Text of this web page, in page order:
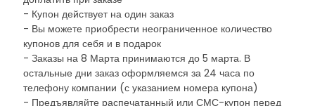
- Купон действует на один заказ
- Вы можете приобрести неограниченное количество
купонов для себя и в подарок
- Заказы на 8 Марта принимаются до 5 марта. В
остальные дни заказ оформляемся за 24 часа по
телефону компании (с указанием номера купона)
- Предъявляйте распечатанный или СМС-купон перед